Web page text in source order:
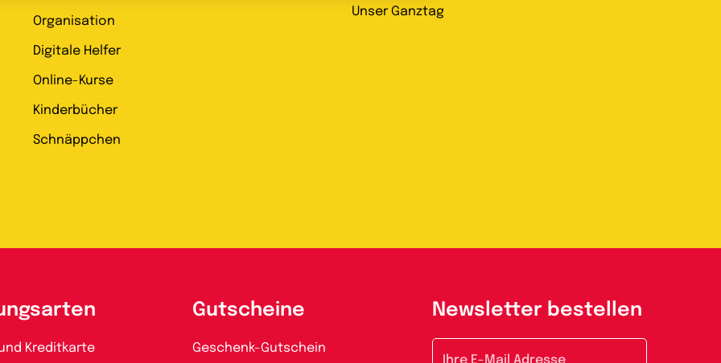
Organisation
Digitale Helfer
Online-Kurse
Kinderbücher
Schnäppchen
Unser Ganztag
Kreditkarte
Gutscheine
Geschenk-Gutschein
Newsletter bestellen